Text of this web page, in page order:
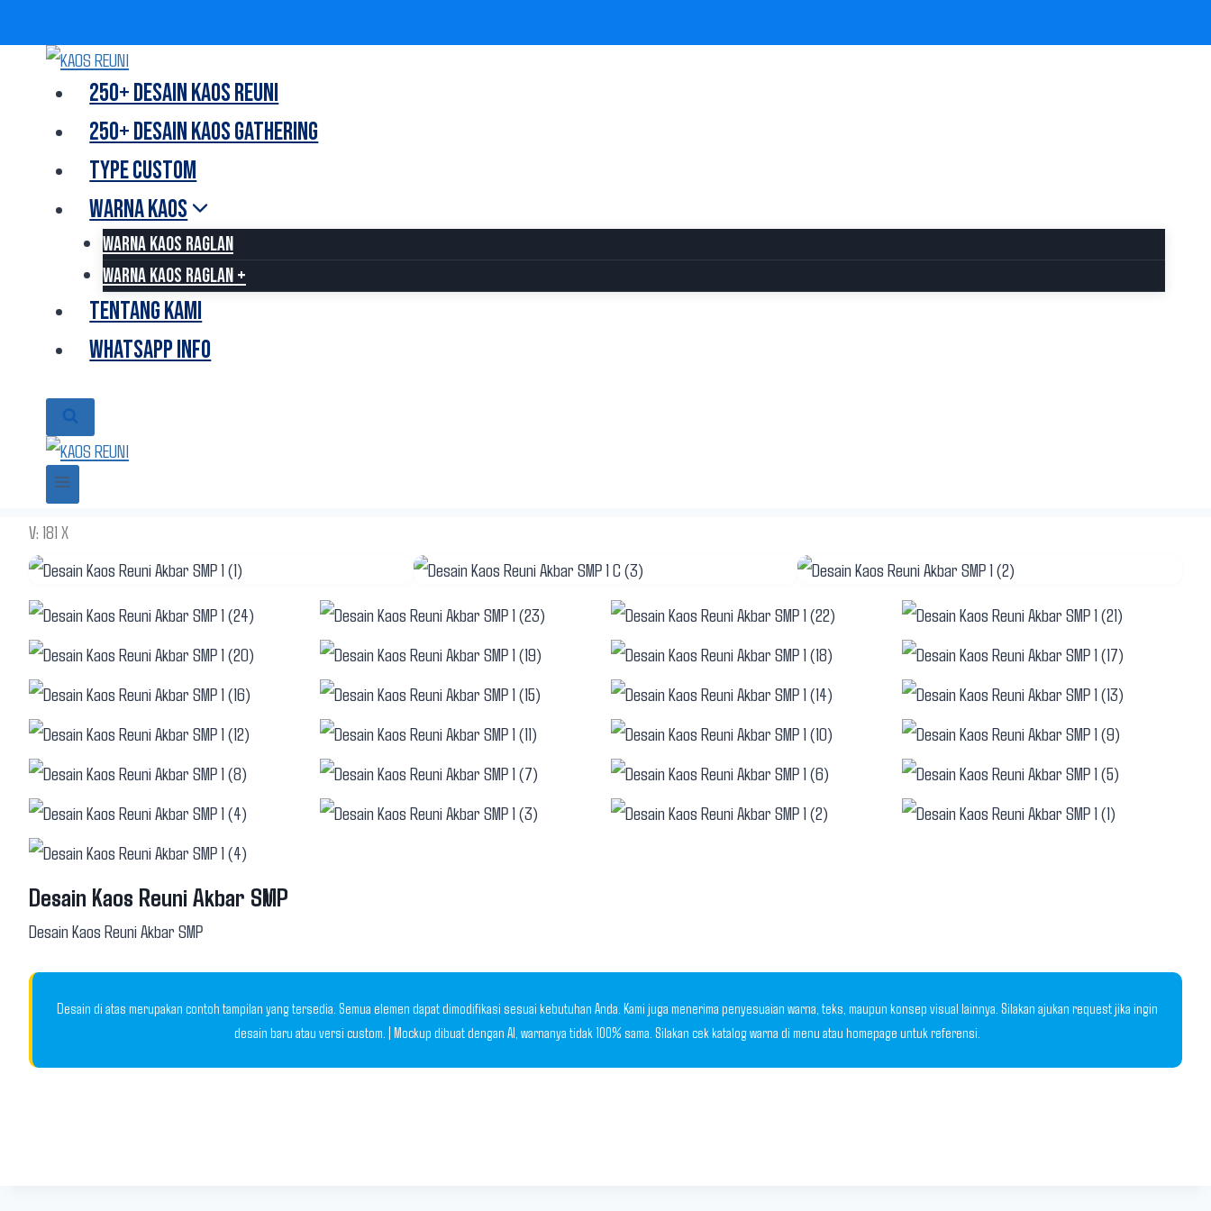
250+ DESAIN KAOS REUNI
250+ DESAIN KAOS GATHERING
TYPE CUSTOM
WARNA KAOS
WARNA KAOS RAGLAN
WARNA KAOS RAGLAN +
TENTANG KAMI
WHATSAPP INFO
V: 181 X
Desain Kaos Reuni Akbar SMP
Desain Kaos Reuni Akbar SMP
Desain di atas merupakan contoh tampilan yang tersedia. Semua elemen dapat dimodifikasi sesuai kebutuhan Anda. Kami juga menerima penyesuaian warna, teks, maupun konsep visual lainnya. Silakan ajukan request jika ingin
desain baru atau versi custom. | Mockup dibuat dengan AI, warnanya tidak 100% sama. Silakan cek katalog warna di menu atau homepage untuk referensi.